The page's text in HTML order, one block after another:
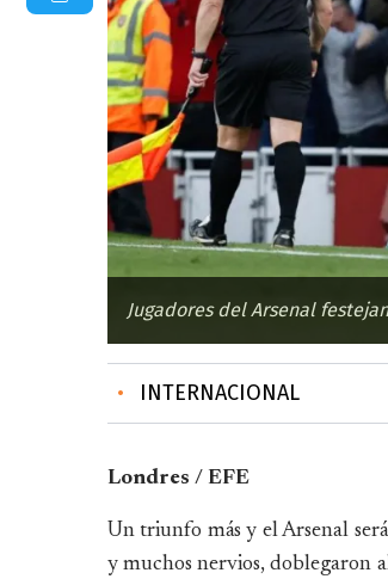
Jugadores del Arsenal
• INTERNACIONAL
Londres / EFE
Un triunfo más y el Arsenal
y muchos nervios, doblegaron